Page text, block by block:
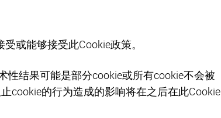
或能够接受此Cookie政策。
结果可能是部分cookie或所有cookie不会被
cookie的行为造成的影响将在之后在此Cookie